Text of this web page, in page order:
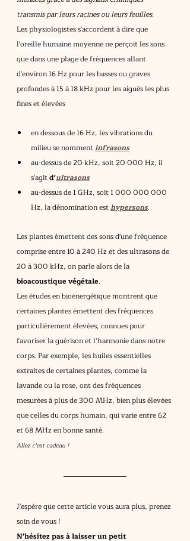
transmis par leurs racines ou leurs feuilles.
Les physiologistes s'accordent à dire que
l'oreille humaine moyenne ne perçoit les sons
que dans une plage de fréquences allant
d'environ 16 Hz pour les basses ou graves
profondes à 15 à 18 kHz pour les aiguës les plus
fines et élevées
en dessous de 16 Hz, les vibrations du
milieu se nomment infrasons
au-dessus de 20 kHz, soit 20 000 Hz, il
s'agit d'ultrasons
au-dessus de 1 GHz, soit 1 000 000 000
Hz, la dénomination est hypersons.
Les plantes émettent des sons d'une fréquence
comprise entre 10 à 240 Hz et des ultrasons de
20 à 300 kHz, on parle alors de la
bioacoustique végétale.
Les études en bioénergétique montrent que
certaines plantes émettent des fréquences
particulièrement élevées, connues pour
favoriser la guérison et l’harmonie dans notre
corps. Par exemple, les huiles essentielles
extraites de certaines plantes, comme la
lavande ou la rose, ont des fréquences
mesurées à plus de 300 MHz, bien plus élevées
que celles du corps humain, qui varie entre 62
et 68 MHz en bonne santé.
Allez c'est cadeau !
J'espère que cette article vous aura plus, prenez
soin de vous !
N'hésitez pas à laisser un petit